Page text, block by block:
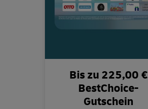
Bis zu 225,00 €
BestChoice-
Gutschein